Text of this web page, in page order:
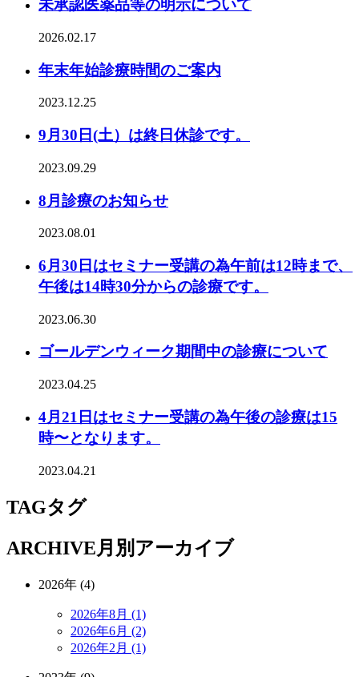
未承認医薬品等の明示について
2026.02.17
年末年始診療時間のご案内
2023.12.25
9月30日(土）は終日休診です。
2023.09.29
8月診療のお知らせ
2023.08.01
6月30日はセミナー受講の為午前は12時まで、
午後は14時30分からの診療です。
2023.06.30
ゴールデンウィーク期間中の診療について
2023.04.25
4月21日はセミナー受講の為午後の診療は15
時〜となります。
2023.04.21
TAGタグ
ARCHIVE月別アーカイブ
2026年 (4)
2026年8月 (1)
2026年6月 (2)
2026年2月 (1)